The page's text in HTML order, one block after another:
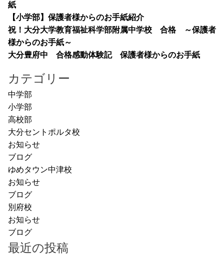
紙
【小学部】保護者様からのお手紙紹介
祝！大分大学教育福祉科学部附属中学校 合格 ～保護者
様からのお手紙～
大分豊府中 合格感動体験記 保護者様からのお手紙
カテゴリー
中学部
小学部
高校部
大分セントポルタ校
お知らせ
ブログ
ゆめタウン中津校
お知らせ
ブログ
別府校
お知らせ
ブログ
最近の投稿